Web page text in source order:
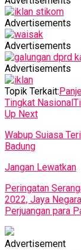
Advertisements
Advertisements
Advertisements
Topik Terkait:
Tingkat Nasional
Up Next
Wabup Suiasa
Badung
Jangan Lewatkan
Peringatan
2022, Jaya
Perjuangan para
Advertisement